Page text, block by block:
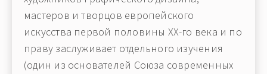
мастеров и творцов европейского
искусства первой половины XX-го века и по
праву заслуживает отдельного изучения
(один из основателей Союза современных